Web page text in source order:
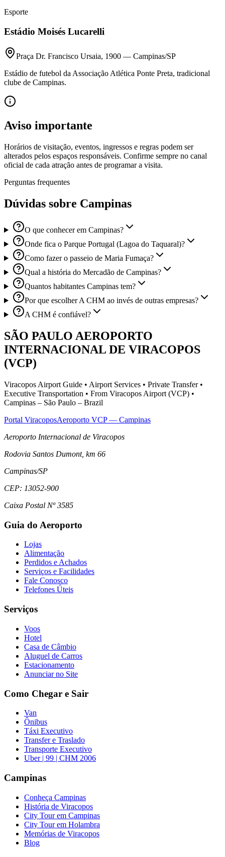
Esporte
Estádio Moisés Lucarelli
Praça Dr. Francisco Ursaia, 1900 — Campinas/SP
Estádio de futebol da Associação Atlética Ponte Preta, tradicional
clube de Campinas.
Aviso importante
Horários de visitação, eventos, ingressos e regras podem ser
alterados pelos espaços responsáveis. Confirme sempre no canal
oficial de cada atração antes de programar a visita.
Perguntas frequentes
Dúvidas sobre Campinas
O que conhecer em Campinas?
Onde fica o Parque Portugal (Lagoa do Taquaral)?
Como fazer o passeio de Maria Fumaça?
Qual a história do Mercadão de Campinas?
Quantos habitantes Campinas tem?
Por que escolher A CHM ao invés de outras empresas?
A CHM é confiável?
SÃO PAULO AEROPORTO
INTERNACIONAL DE VIRACOPOS
(VCP)
Viracopos Airport Guide • Airport Services • Private Transfer •
Executive Transportation • From Viracopos Airport (VCP) •
Campinas – São Paulo – Brazil
Portal ViracoposAeroporto VCP — Campinas
Aeroporto Internacional de Viracopos
Rodovia Santos Dumont, km 66
Campinas/SP
CEP: 13052-900
Caixa Postal Nº 3585
Guia do Aeroporto
Lojas
Alimentação
Perdidos e Achados
Serviços e Facilidades
Fale Conosco
Telefones Úteis
Serviços
Voos
Hotel
Casa de Câmbio
Aluguel de Carros
Estacionamento
Anunciar no Site
Como Chegar e Sair
Van
Ônibus
Táxi Executivo
Transfer e Traslado
Transporte Executivo
Uber | 99 | CHM 2006
Campinas
Conheça Campinas
História de Viracopos
City Tour em Campinas
City Tour em Holambra
Memórias de Viracopos
Blog